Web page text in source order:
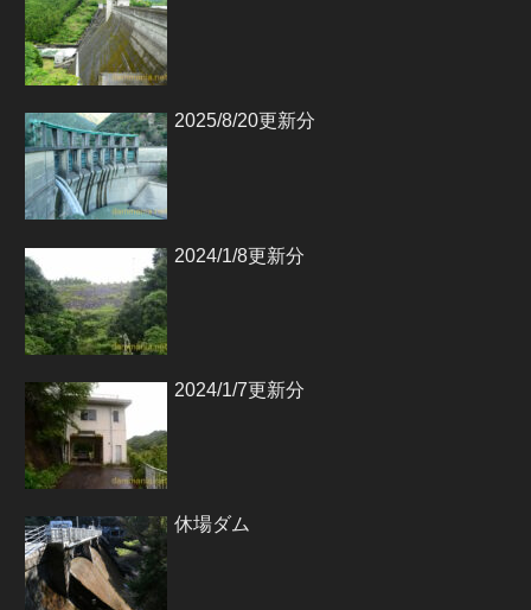
2025/8/20更新分
2024/1/8更新分
2024/1/7更新分
休場ダム